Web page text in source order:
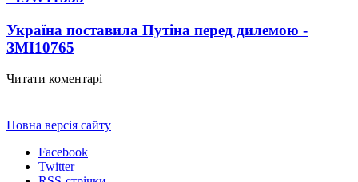
Україна поставила Путіна перед дилемою -
ЗМІ10765
Читати коментарі
Повна версія сайту
Facebook
Twitter